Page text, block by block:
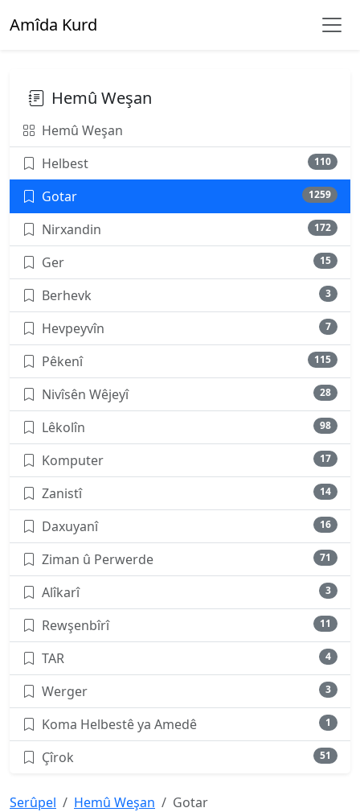
Amîda Kurd
Hemû Weşan
Hemû Weşan
Helbest
110
Gotar 1259
Nirxandin 172
Ger 15
Berhevk 3
Hevpeyvîn 7
Pêkenî 115
Nivîsên Wêjeyî 28
Lêkolîn 98
Komputer 17
Zanistî 14
Daxuyanî 16
Ziman û Perwerde 71
Alîkarî 3
Rewşenbîrî 11
TAR 4
Werger 3
Koma Helbestê ya Amedê 1
Çîrok 51
Serûpel Hemû Weşan Gotar